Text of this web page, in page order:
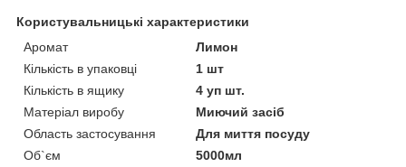
Користувальницькі характеристики
Аромат
Лимон
Кількість в упаковці
1 шт
Кількість в ящику
4 уп шт.
Матеріал виробу
Миючий засіб
Область застосування
Для миття посуду
Об`єм
5000мл